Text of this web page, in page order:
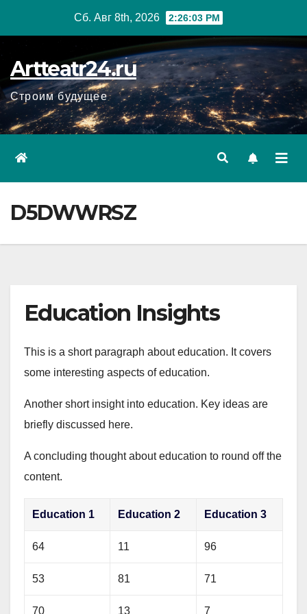
Сб. Авг 8th, 2026 2:26:04 PM
Artteatr24.ru
Строим будущее
D5DWWRSZ
Education Insights
This is a short paragraph about education. It covers
some interesting aspects of education.
Another short insight into education. Key ideas are
briefly discussed here.
A concluding thought about education to round off the
content.
Education 1 Education 2 Education 3
64 11 96
53 81 71
70 13 7